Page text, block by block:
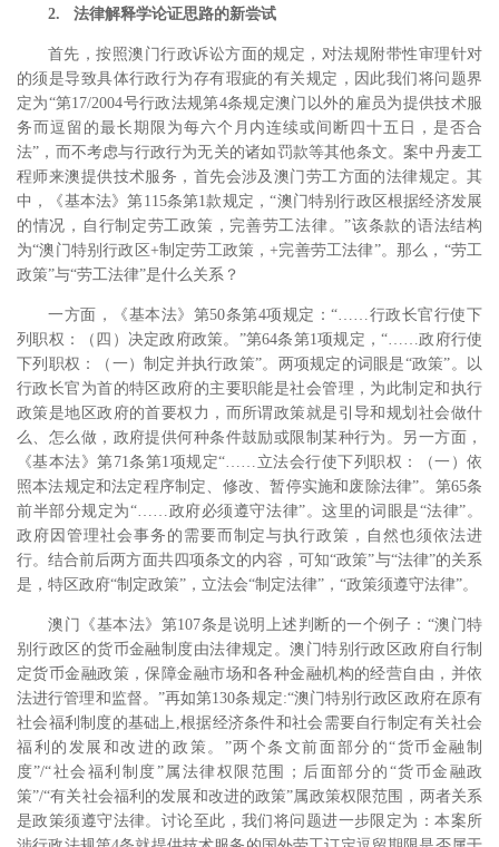
2. 法律解释学论证思路的新尝试
首先，按照澳门行政诉讼方面的规定，对法规附带性审理针对
的须是导致具体行政行为存有瑕疵的有关规定， 因此我们将问题界
定为“第17/2004号行政法规第4条规定澳门以外的雇员为提供技术服
务而逗留的最长期限为每六个月内连续或间断四十五日，是否合
法”，而不考虑与行政行为无关的诸如罚款等其他条文。案中丹麦工
程师来澳提供技术服务，首先会涉及澳门劳工方面的法律规定。 其
中，《基本法》第115条第1款规定，“澳门特别行政区根据经济发展
的情况，自行制定劳工政策，完善劳工法律。”该条款的语法结构
为“澳门特别行政区+制定劳工政策，+完善劳工法律”。那么，“劳工
政策”与“劳工法律”是什么关系？
一方面，《基本法》第50条第4项规定：“……行政长官行使下
列职权：（四）决定政府政策。”第64条第1项规定，“……政府行使
下列职权：（一）制定并执行政策”。两项规定的词眼是“政策”。以
行政长官为首的特区政府的主要职能是社会管理，为此制定和执行
政策是地区政府的首要权力，而所谓政策就是引导和规划社会做什
么、怎么做，政府提供何种条件鼓励或限制某种行为。
另一方面，
《基本法》第71条第1项规定“……立法会行使下列职权：（一）依
照本法规定和法定程序制定、修改、暂停实施和废除法律”。第65条
前半部分规定为“……政府必须遵守法律”。这里的词眼是“法律”。
政府因管理社会事务的需要而制定与执行政策，自然也须依法进
行。结合前后两方面共四项条文的内容，可知“政策”与“法律”的关系
是，特区政府“制定政策”，立法会“制定法律”，“政策须遵守法律”。
澳门《基本法》第107条是说明上述判断的一个例子：“澳门特
别行政区的货币金融制度由法律规定。澳门特别行政区政府自行制
定货币金融政策，保障金融市场和各种金融机构的经营自由，并依
法进行管理和监督。”再如第130条规定:“澳门特别行政区政府在原有
社会福利制度的基础上,根据经济条件和社会需要自行制定有关社会
福利的发展和改进的政策。”两个条文前面部分的“货币金融制
度”/“社会福利制度”属法律权限范围；后面部分的“货币金融政
策”/“有关社会福利的发展和改进的政策”属政策权限范围，两者关系
是政策须遵守法律。讨论至此，我们将问题进一步限定为：本案所